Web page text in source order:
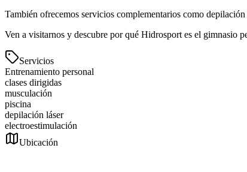
También ofrecemos servicios complementarios como
Ven a visitarnos y descubre por qué Hidrosport es el gimnasio
Servicios
Entrenamiento personal
clases dirigidas
musculación
piscina
depilación láser
electroestimulación
Ubicación